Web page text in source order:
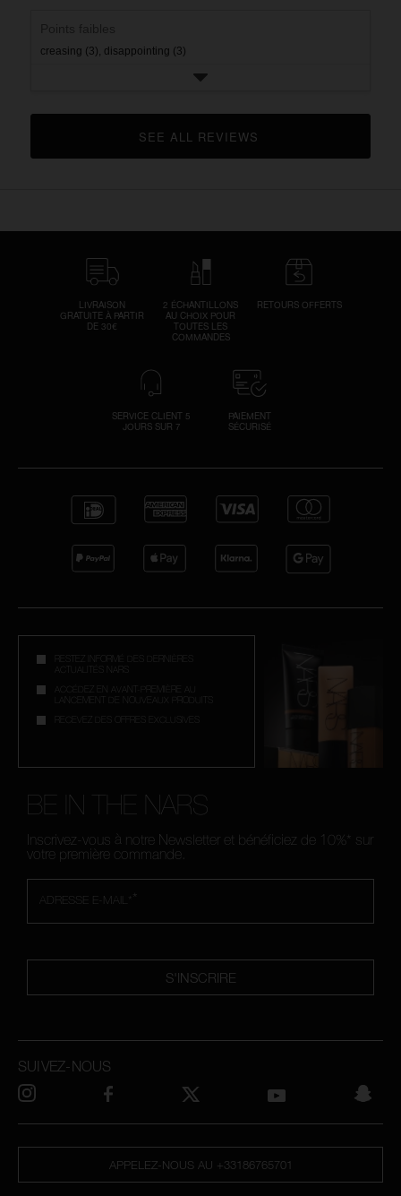
creasing (3), disappointing (3)
CLICK TO GO TO ALL REVIEWS
LIVRAISON
GRATUITE À PARTIR
DE 30€
2 ÉCHANTILLONS
AU CHOIX POUR
TOUTES LES
COMMANDES
RETOURS OFFERTS
SERVICE CLIENT 5
JOURS SUR 7
PAIEMENT
SÉCURISÉ
RESTEZ INFORMÉ DES DERNIÈRES
ACTUALITÉS NARS
ACCÉDEZ EN AVANT-PREMIÈRE AU
LANCEMENT DE NOUVEAUX PRODUITS
RECEVEZ DES OFFRES EXCLUSIVES
BE IN THE NARS
Inscrivez-vous à notre Newsletter et bénéficiez de 10%* sur
votre première commande.
*
ADRESSE E-MAIL*
S'INSCRIRE
APPELEZ-NOUS AU +33186765701
SUIVEZ-NOUS